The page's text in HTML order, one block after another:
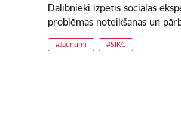
Dalībnieki izpētīs sociālās
problēmas noteikšanas un
#Jaunumi #SIKC